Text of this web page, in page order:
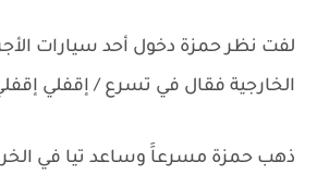
لفت نظر حمزة دخول أحد سيارات
الخارجية فقال في تسرع / إقفلي
ذهب حمزة مسرعاََ وساعد تيا في